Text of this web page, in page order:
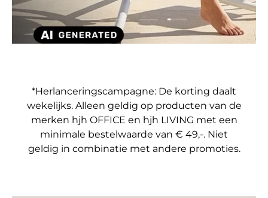
Dia laden 1 van 4
Dia laden 2 van 4
Dia laden 3 van 4
Dia laden 4 van 4
*Herlanceringscampagne: De korting daalt
wekelijks. Alleen geldig op producten van de
merken hjh OFFICE en hjh LIVING met een
minimale bestelwaarde van € 49,-. Niet
geldig in combinatie met andere promoties.